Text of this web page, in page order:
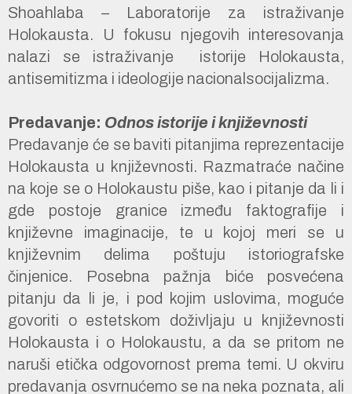
Shoahlaba – Laboratorije za istraživanje
Holokausta. U fokusu njegovih interesovanja
nalazi se istraživanje istorije Holokausta,
antisemitizma i ideologije nacionalsocijalizma.
Predavanje: Odnos istorije i književnosti
Predavanje će se baviti pitanjima reprezentacije
Holokausta u književnosti. Razmatraće načine
na koje se o Holokaustu piše, kao i pitanje da li i
gde postoje granice između faktografije i
književne imaginacije, te u kojoj meri se u
književnim delima poštuju istoriografske
činjenice. Posebna pažnja biće posvećena
pitanju da li je, i pod kojim uslovima, moguće
govoriti o estetskom doživljaju u književnosti
Holokausta i o Holokaustu, a da se pritom ne
naruši etička odgovornost prema temi. U okviru
predavanja osvrnućemo se na neka poznata, ali